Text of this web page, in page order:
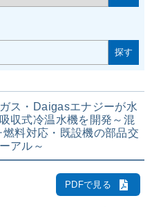
ス・Daigasエナジーが水
収式冷温水機を開発～混
料対応・既設機の部品交
アル～
PDFで見る